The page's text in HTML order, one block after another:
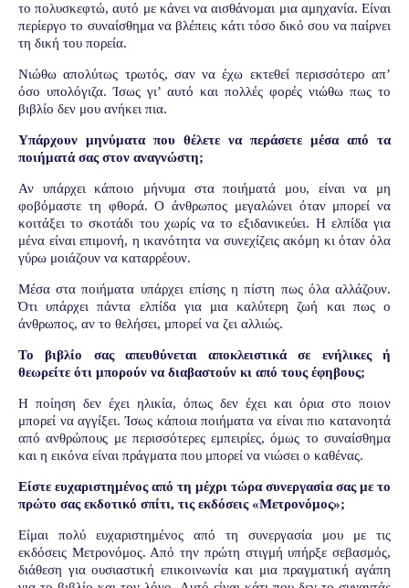
το πολυσκεφτώ, αυτό με κάνει να αισθάνομαι μια αμηχανία. Είναι
περίεργο το συναίσθημα να βλέπεις κάτι τόσο δικό σου να παίρνει
τη δική του πορεία.
Νιώθω απολύτως τρωτός, σαν να έχω εκτεθεί περισσότερο απ’
όσο υπολόγιζα. Ίσως γι’ αυτό και πολλές φορές νιώθω πως το
βιβλίο δεν μου ανήκει πια.
Υπάρχουν μηνύματα που θέλετε να περάσετε μέσα από τα
ποιήματά σας στον αναγνώστη;
Αν υπάρχει κάποιο μήνυμα στα ποιήματά μου, είναι να μη
φοβόμαστε τη φθορά. Ο άνθρωπος μεγαλώνει όταν μπορεί να
κοιτάξει το σκοτάδι του χωρίς να το εξιδανικεύει. Η ελπίδα για
μένα είναι επιμονή, η ικανότητα να συνεχίζεις ακόμη κι όταν όλα
γύρω μοιάζουν να καταρρέουν.
Μέσα στα ποιήματα υπάρχει επίσης η πίστη πως όλα αλλάζουν.
Ότι υπάρχει πάντα ελπίδα για μια καλύτερη ζωή και πως ο
άνθρωπος, αν το θελήσει, μπορεί να ζει αλλιώς.
Το βιβλίο σας απευθύνεται αποκλειστικά σε ενήλικες ή
θεωρείτε ότι μπορούν να διαβαστούν κι από τους έφηβους;
Η ποίηση δεν έχει ηλικία, όπως δεν έχει και όρια στο ποιον
μπορεί να αγγίξει. Ίσως κάποια ποιήματα να είναι πιο κατανοητά
από ανθρώπους με περισσότερες εμπειρίες, όμως το συναίσθημα
και η εικόνα είναι πράγματα που μπορεί να νιώσει ο καθένας.
Είστε ευχαριστημένος από τη μέχρι τώρα συνεργασία σας με το
πρώτο σαςεκδοτικό σπίτι, τις εκδόσεις «Μετρονόμος»;
Είμαι πολύ ευχαριστημένος από τη συνεργασία μου με τις
εκδόσεις Μετρονόμος. Από την πρώτη στιγμή υπήρξε σεβασμός,
διάθεση για ουσιαστική επικοινωνία και μια πραγματική αγάπη